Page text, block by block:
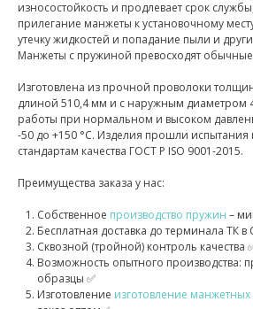
износостойкость и продлевает срок
прилегание манжеты к установочному
утечку жидкостей и попадание пыли и
Манжеты с пружиной превосходят
Изготовлена из прочной проволоки
длиной 510,4 мм и с наружным диаметром
работы при нормальном и высоком
-50 до +150 °С. Изделия прошли испытания
стандартам качества ГОСТ Р ISO 9001-2015.
Преимущества заказа у нас:
Собственное производство пружин –
Бесплатная доставка до терминала ТК в
Сквозной (тройной) контроль качества
Возможность опытного производства:
образцы ✅
Изготовление изготовление